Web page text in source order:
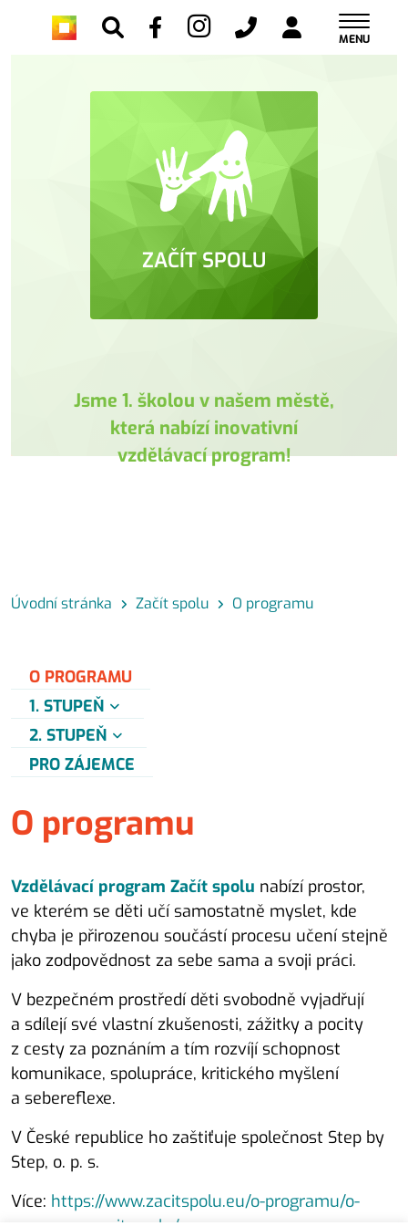
MENU
ZAČÍT SPOLU
Jsme 1. školou v našem městě,
která nabízí inovativní
vzdělávací program!
Úvodní stránka Začít spolu O programu
O PROGRAMU
1. STUPEŇ
2. STUPEŇ
PRO ZÁJEMCE
O programu
Vzdělávací program Začít spolu nabízí prostor,
ve kterém se děti učí samostatně myslet, kde
chyba je přirozenou součástí procesu učení stejně
jako zodpovědnost za sebe sama a svoji práci.
V bezpečném prostředí děti svobodně vyjadřují
a sdílejí své vlastní zkušenosti, zážitky a pocity
z cesty za poznáním a tím rozvíjí schopnost
komunikace, spolupráce, kritického myšlení
a sebereflexe.
V České republice ho zaštiťuje společnost Step by
Step, o. p. s.
Více: https://www.zacitspolu.eu/o-programu/o-